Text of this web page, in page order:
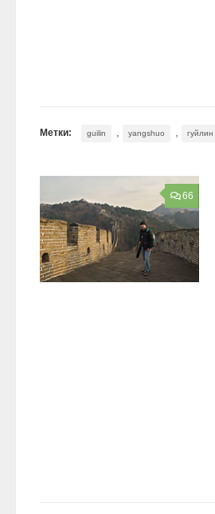
Метки: guilin , yangshuo , гуйлин
66